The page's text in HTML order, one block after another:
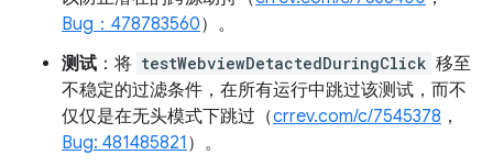
Bug：478783560）。
测试 ：将 testWebviewDetactedDuringClick 移至
不稳定的过滤条件，在所有运行中跳过该测试，而不
仅仅是在无头模式下跳过（crrev.com/c/7545378 ，
Bug: 481485821 ）。